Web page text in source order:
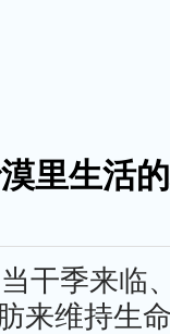
里生活
干季来临
来维持生